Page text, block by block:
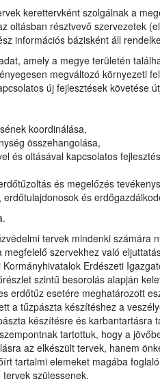
kerettervként szolgálnak a
oltásban résztvevő szervezetek
információs bázisként áll
amely a megye területén
megváltozó környezeti
új fejlesztések követése
koordinálása,
összehangolása,
és oltásával kapcsolatos
és megelőzés
és
tervek mindenki számára
szervekhez való
Erdészeti
szintű besorolás alapján
erdőtűz esetére meghatározott
a tűzpászta készítéshez a
készítésre és karbantartásra
tartottuk, hogy a
az elkészült tervek, hanem
tartalmi elemeket magába
szülessenek.